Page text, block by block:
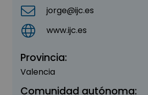
jorge@ijc.es
www.ijc.es
Provincia:
Valencia
Comunidad autónoma: